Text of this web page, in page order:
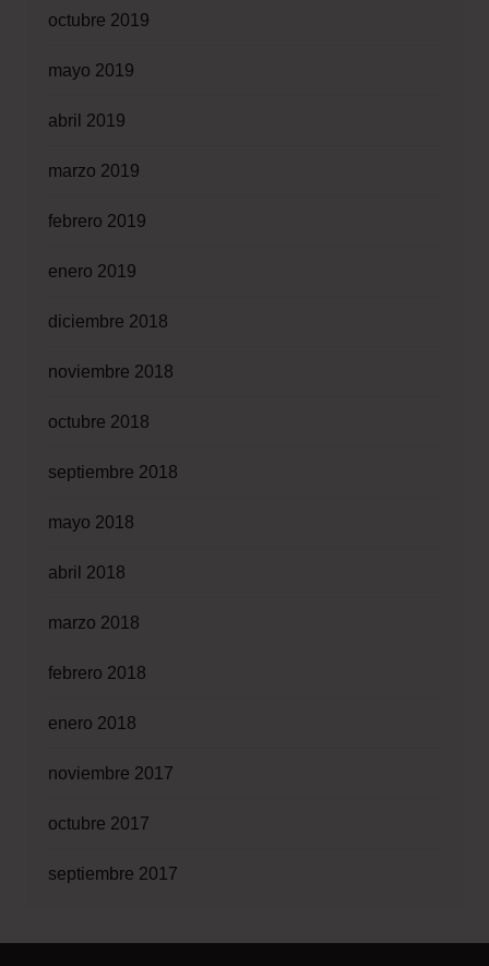
octubre 2019
mayo 2019
abril 2019
marzo 2019
febrero 2019
enero 2019
diciembre 2018
noviembre 2018
octubre 2018
septiembre 2018
mayo 2018
abril 2018
marzo 2018
febrero 2018
enero 2018
noviembre 2017
octubre 2017
septiembre 2017